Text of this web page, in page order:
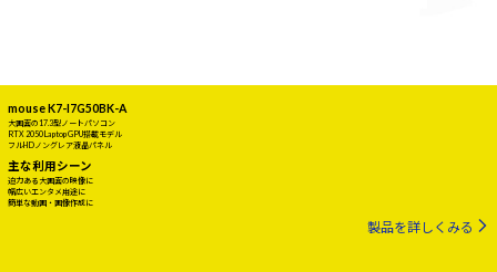
mouse K7-I7G50BK-A
大画面の17.3型ノートパソコン
RTX 2050 Laptop GPU搭載モデル
フルHDノングレア液晶パネル
主な利用シーン
迫力ある大画面の映像に
幅広いエンタメ用途に
簡単な動画・画像作成に
製品を詳しくみる